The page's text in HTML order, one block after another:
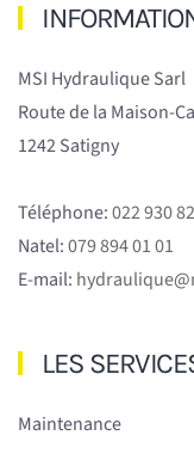
MSI Hydraulique Sarl
Route de la Maison-
1242 Satigny
Téléphone:022 930
Natel:079 894 01 01
E-mail:
LES
Maintenance